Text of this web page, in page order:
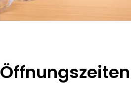
Öffnungszeiten